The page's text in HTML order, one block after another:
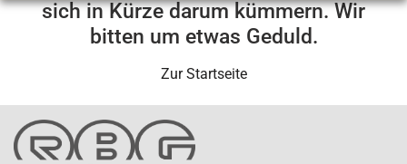
sich in Kürze darum kümmern. Wir
bitten um etwas Geduld.
Zur Startseite